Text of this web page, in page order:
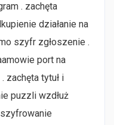
. zachęta
działanie na
szyfr zgłoszenie .
port na
zachęta tytuł i
puzzli wzdłuż